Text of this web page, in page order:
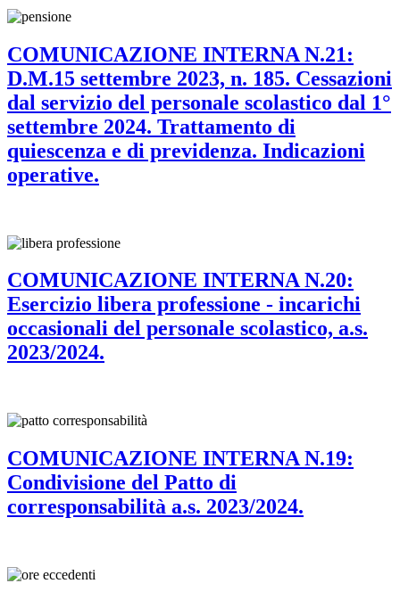
COMUNICAZIONE INTERNA N.21:
D.M.15 settembre 2023, n. 185. Cessazioni
dal servizio del personale scolastico dal 1°
settembre 2024. Trattamento di
quiescenza e di previdenza. Indicazioni
operative.
COMUNICAZIONE INTERNA N.20:
Esercizio libera professione - incarichi
occasionali del personale scolastico, a.s.
2023/2024.
COMUNICAZIONE INTERNA N.19:
Condivisione del Patto di
corresponsabilità a.s. 2023/2024.